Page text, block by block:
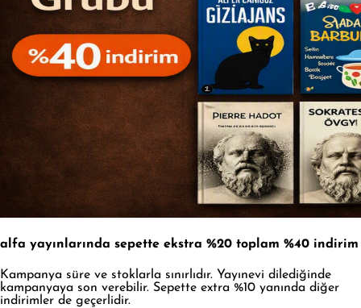
alfa yayınlarında sepette ekstra %20 toplam %40 indirim
Kampanya süre ve stoklarla sınırlıdır. Yayınevi dilediğinde
kampanyaya son verebilir. Sepette extra %10 yanında diğer
indirimler de geçerlidir.